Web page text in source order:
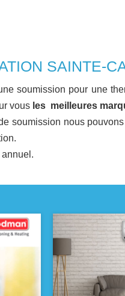
SAINTE-
soumission pour une
vous les meilleures
soumission nous